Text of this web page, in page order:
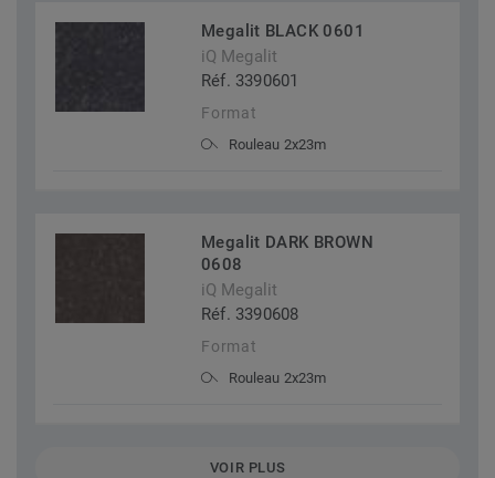
Megalit BLACK 0601
iQ Megalit
Réf. 3390601
Format
Rouleau 2x23m
Megalit DARK BROWN
0608
iQ Megalit
Réf. 3390608
Format
Rouleau 2x23m
VOIR PLUS